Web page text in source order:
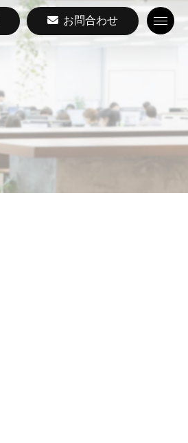
お問合わせ